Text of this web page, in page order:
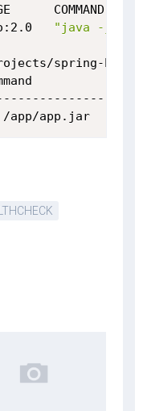
"java -jar /
spring-
app/app.jar   Up